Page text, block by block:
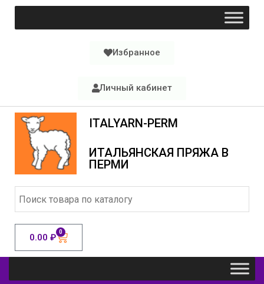
Избранное
Личный кабинет
ITALYARN-PERM
ИТАЛЬЯНСКАЯ ПРЯЖА В
ПЕРМИ
0.00 ₽ 0